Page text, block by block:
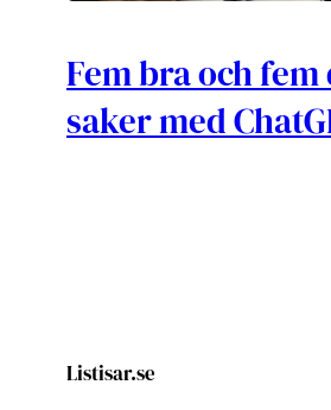
Fem bra och fem
saker med
Listisar.se